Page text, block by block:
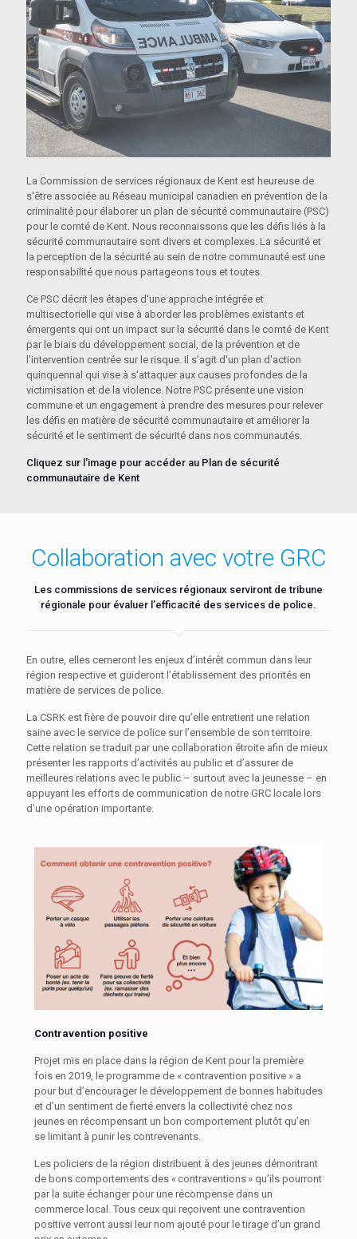
La Commission de services régionaux de Kent est heureuse de
s'être associée au Réseau municipal canadien en prévention de la
criminalité pour élaborer un plan de sécurité communautaire (PSC)
pour le comté de Kent. Nous reconnaissons que les défis liés à la
sécurité communautaire sont divers et complexes. La sécurité et
la perception de la sécurité au sein de notre communauté est une
responsabilité que nous partageons tous et toutes.
Ce PSC décrit les étapes d'une approche intégrée et
multisectorielle qui vise à aborder les problèmes existants et
émergents qui ont un impact sur la sécurité dans le comté de Kent
par le biais du développement social, de la prévention et de
l'intervention centrée sur le risque. Il s'agit d'un plan d'action
quinquennal qui vise à s'attaquer aux causes profondes de la
victimisation et de la violence. Notre PSC présente une vision
commune et un engagement à prendre des mesures pour relever
les défis en matière de sécurité communautaire et améliorer la
sécurité et le sentiment de sécurité dans nos communautés.
Cliquez sur l'image pour accéder au Plan de sécurité
communautaire de Kent
Collaboration avec votre GRC
Les commissions de services régionaux serviront de tribune
régionale pour évaluer l’efficacité des services de police.
En outre, elles cerneront les enjeux d’intérêt commun dans leur
région respective et guideront l’établissement des priorités en
matière de services de police.
La CSRK est fière de pouvoir dire qu’elle entretient une relation
saine avec le service de police sur l’ensemble de son territoire.
Cette relation se traduit par une collaboration étroite afin de mieux
présenter les rapports d’activités au public et d’assurer de
meilleures relations avec le public – surtout avec la jeunesse – en
appuyant les efforts de communication de notre GRC locale lors
d’une opération importante.
Contravention positive
Projet mis en place dans la région de Kent pour la première
fois en 2019, le programme de « contravention positive » a
pour but d’encourager le développement de bonnes habitudes
et d’un sentiment de fierté envers la collectivité chez nos
jeunes en récompensant un bon comportement plutôt qu’en
se limitant à punir les contrevenants.
Les policiers de la région distribuent à des jeunes démontrant
de bons comportements des « contraventions » qu’ils pourront
par la suite échanger pour une récompense dans un
commerce local. Tous ceux qui reçoivent une contravention
positive verront aussi leur nom ajouté pour le tirage d’un grand